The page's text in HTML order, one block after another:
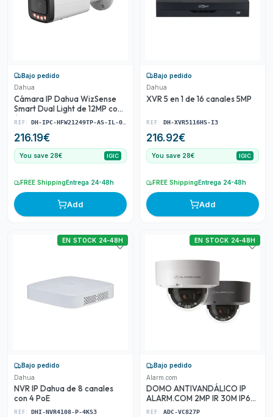
Bajo pedido
Dahua
Cámara IP Dahua WizSense
Smart Dual Light de 12MP con
óptica fija de 2,8 mm
REF: DH-IPC-HFW21249TP-AS-IL-0280B-S2
216.19€
You save 28€ IGIC
FREE ShippingEntrega 24-48h
Add
Bajo pedido
Dahua
XVR 5 en 1 de 16 canales 5MP
REF: DH-XVR5116HS-I3
216.92€
You save 28€ IGIC
FREE ShippingEntrega 24-48h
Add
Bajo pedido
Dahua
NVR IP Dahua de 8 canales
con 4 PoE
REF: DHI-NVR4108-P-4KS3
EN STOCK 24-48H
Bajo pedido
Alarm.com
DOMO ANTIVANDÁLICO IP
ALARM.COM 2MP IR 30M IP66
IK10
REF: ADC-VC827P
EN STOCK 24-48H